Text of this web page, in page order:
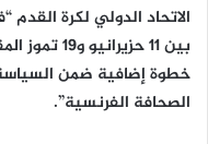
الاتحاد الدولي لكرة القدم
بين 11
خطوة إضافية ضمن
الصحافة الفرنسية”.